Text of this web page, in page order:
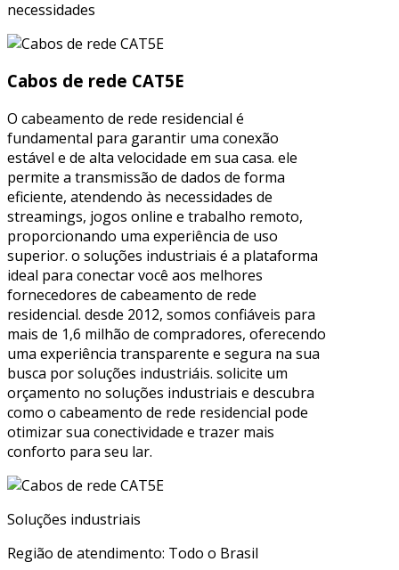
necessidades
Cabos de rede CAT5E
O cabeamento de rede residencial é
fundamental para garantir uma conexão
estável e de alta velocidade em sua casa. ele
permite a transmissão de dados de forma
eficiente, atendendo às necessidades de
streamings, jogos online e trabalho remoto,
proporcionando uma experiência de uso
superior. o soluções industriais é a plataforma
ideal para conectar você aos melhores
fornecedores de cabeamento de rede
residencial. desde 2012, somos confiáveis para
mais de 1,6 milhão de compradores, oferecendo
uma experiência transparente e segura na sua
busca por soluções industriáis. solicite um
orçamento no soluções industriais e descubra
como o cabeamento de rede residencial pode
otimizar sua conectividade e trazer mais
conforto para seu lar.
Soluções industriais
Região de atendimento: Todo o Brasil